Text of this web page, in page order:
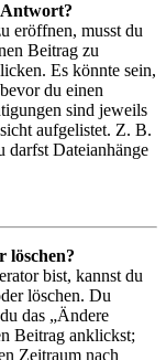
Antwort?
eröffnen, musst du
Beitrag zu
Es könnte sein,
du einen
sind jeweils
aufgelistet. Z. B.
darfst Dateianhänge
löschen?
bist, kannst du
löschen. Du
das „Ändere
Beitrag anklickst;
Zeitraum nach